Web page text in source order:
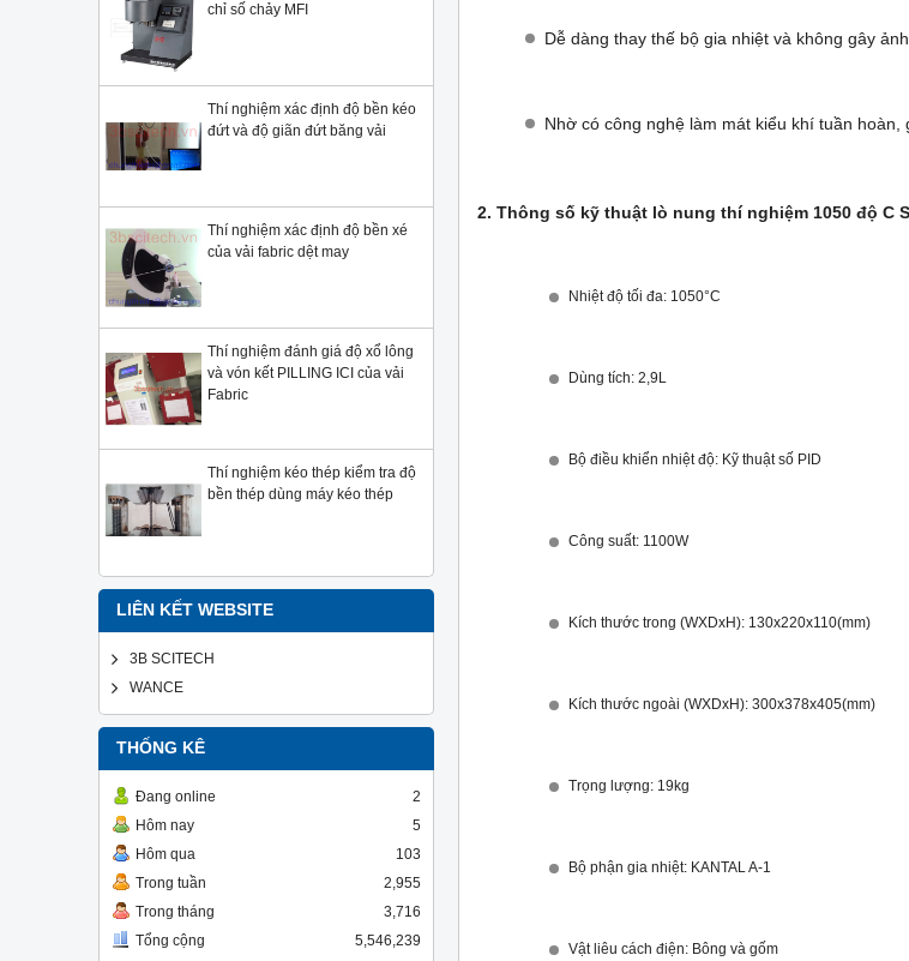
chỉ số chảy MFI
Thí nghiệm xác định độ bền kéo
đứt và độ giãn đứt băng vải
Thí nghiệm xác định độ bền xé
của vải fabric dệt may
Thí nghiệm đánh giá độ xổ lông
và vón kết PILLING ICI của vải
Fabric
Thí nghiệm kéo thép kiểm tra độ
bền thép dùng máy kéo thép
LIÊN KẾT WEBSITE
3B SCITECH
WANCE
THỐNG KÊ
Đang online
2
Hôm nay
5
Hôm qua
103
Trong tuần
2,955
Trong tháng
3,716
Tổng cộng
5,546,239
Dễ dàng thay thế bộ gia nhiệt và không gây
Nhờ có công nghệ làm mát kiểu khí tuần
2. Thông số kỹ thuật lò nung thí nghiệm 1050 độ C
Nhiệt độ tối đa: 1050°C
Dùng tích: 2,9L
Bộ điều khiển nhiệt độ: Kỹ thuật số PID
Công suất: 1100W
Kích thước trong (WXDxH): 130x220x110(mm)
Kích thước ngoài (WXDxH): 300x378x405(mm)
Trọng lượng: 19kg
Bộ phận gia nhiệt: KANTAL A-1
Vật liêu cách điện: Bông và gốm